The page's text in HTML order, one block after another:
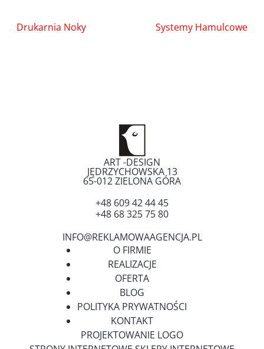
Nawigacja
Drukarnia Noky Systemy Hamulcowe
ART -DESIGN
JĘDRZYCHOWSKA 13
65-012ZIELONA GÓRA
+48 609 42 44 45
+48 68 325 75 80
INFO@REKLAMOWAAGENCJA.PL
O FIRMIE
REALIZACJE
OFERTA
BLOG
POLITYKA PRYWATNOŚCI
KONTAKT
PROJEKTOWANIE LOGO